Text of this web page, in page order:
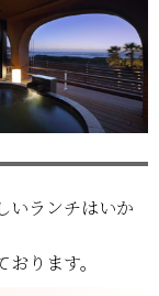
いランチはいか
ります。